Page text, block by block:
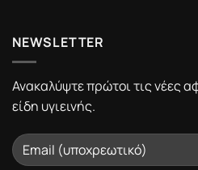
NEWSLETTER
Ανακαλύψτε πρώτοι τις νέες
είδη υγιεινής.